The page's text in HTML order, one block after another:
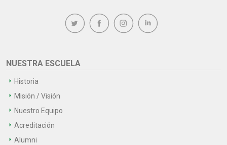
NUESTRA ESCUELA
Historia
Misión / Visión
Nuestro Equipo
Acreditación
Alumni